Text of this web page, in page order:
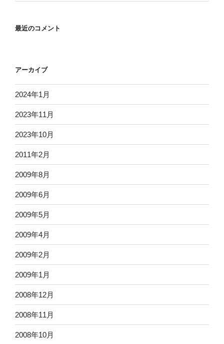
最近のコメント
アーカイブ
2024年1月
2023年11月
2023年10月
2011年2月
2009年8月
2009年6月
2009年5月
2009年4月
2009年2月
2009年1月
2008年12月
2008年11月
2008年10月